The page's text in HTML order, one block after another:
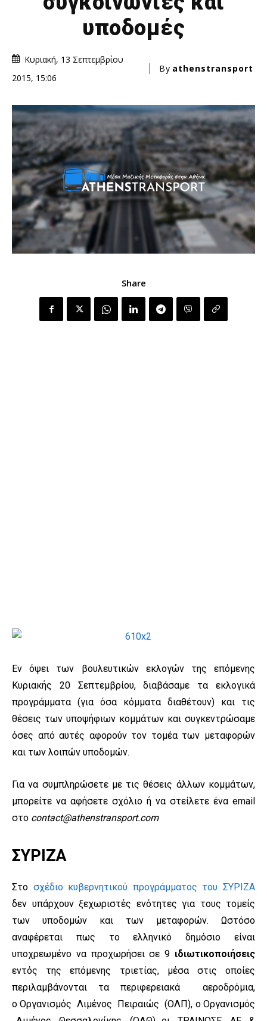
υποδομές
Κυριακή, 13 Σεπτεμβρίου
2015, 15:06
By athenstransport
Share
Εν όψει των βουλευτικών εκλογών της επόμενης
Κυριακής 20 Σεπτεμβρίου, διαβάσαμε τα εκλογικά
προγράμματα (για όσα κόμματα διαθέτουν) και τις
θέσεις των υποψήφιων κομμάτων και συγκεντρώσαμε
όσες από αυτές αφορούν τον τομέα των μεταφορών
και των λοιπών υποδομών.
Για να συμπληρώσετε με τις θέσεις άλλων κομμάτων,
μπορείτε να αφήσετε σχόλιο ή να στείλετε ένα email
στο contact@athenstransport.com
ΣΥΡΙΖΑ
Στο σχέδιο κυβερνητικού προγράμματος του ΣΥΡΙΖΑ
δεν υπάρχουν ξεχωριστές ενότητες για τους τομείς
των υποδομών και των μεταφορών. Ωστόσο
αναφέρεται πως το ελληνικό δημόσιο είναι
υποχρεωμένο να προχωρήσει σε 9 ιδιωτικοποιήσεις
εντός της επόμενης τριετίας, μέσα στις οποίες
περιλαμβάνονται τα περιφερειακά αεροδρόμια,
ο Οργανισμός Λιμένος Πειραιώς (ΟΛΠ), ο Οργανισμός